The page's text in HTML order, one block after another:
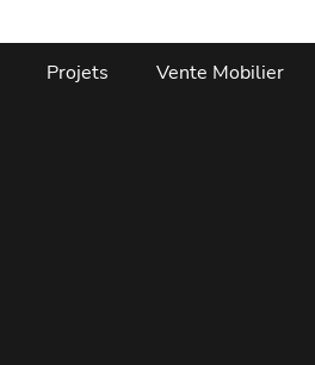
Projets Vente Mobilier